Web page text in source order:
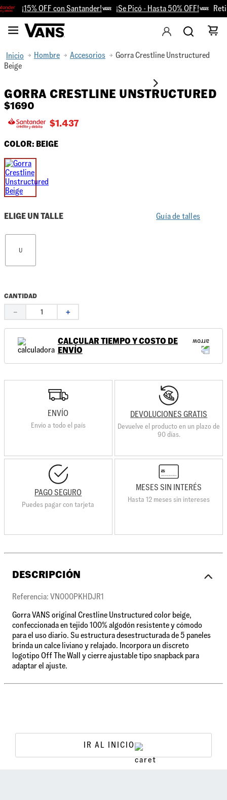
¡15% OFF con Santander! ¡Se Picó - Hasta 50% OFF!
Hombre Accesorios
Gorra Crestline Unstructured
Beige
GORRA CRESTLINE UNSTRUCTURED
$1690
$1.437
COLOR: BEIGE
ELIGE UN TALLE Guía de talles
U
CANTIDAD
＋
－
CALCULAR TIEMPO Y COSTO DE
ENVÍO
ENVÍO
Envio a todo el país
DEVOLUCIONES GRATIS
Devuelve el producto en un plazo de
90 días.
PAGO SEGURO
Puedes pagar con tarjeta
MESES SIN INTERÉS
Hasta 12 meses sin intereses
DESCRIPCIÓN
Referencia: VN000PKHDJR1
Gorra VANS original Crestline Unstructured color beige,
confeccionada en tejido 100% algodón resistente y cómodo
para el uso diario. Su estructura desestructurada de 5 paneles
brinda un calce liviano y relajado. Incorpora un discreto
logotipo Off The Wall y cierre ajustable tipo snapback para
adaptar el ajuste.
IR AL INICIO